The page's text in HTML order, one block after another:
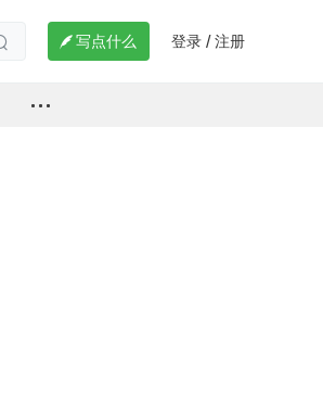
 写点什么 登录 / 注册